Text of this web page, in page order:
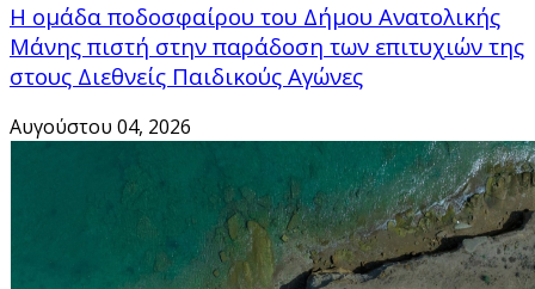
Η ομάδα ποδοσφαίρου του Δήμου Ανατολικής
Μάνης πιστή στην παράδοση των επιτυχιών της
στους Διεθνείς Παιδικούς Αγώνες
Αυγούστου 04, 2026